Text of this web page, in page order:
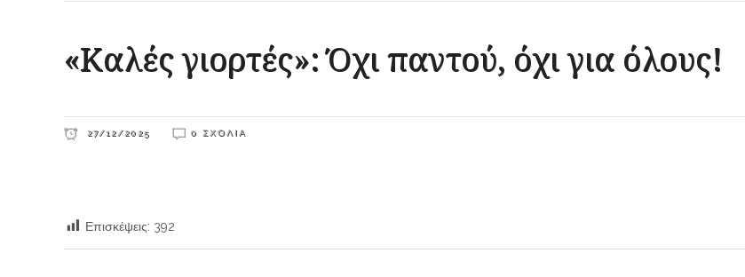
«Καλές γιορτές»: Όχι παντού, όχι για όλους!
27/12/2025 0 ΣΧΌΛΙΑ
Επισκέψεις: 392